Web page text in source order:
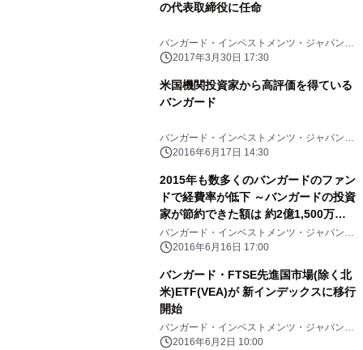
の代表取締役に任命
バンガード・インベストメンツ・ジャパン株
式会社2017年3月30日 17:30
米国機関投資家から高評価を得ている
バンガード
バンガード・インベストメンツ・ジャパン株
式会社2016年6月17日 14:30
2015年も数多くのバンガードのファン
ドで経費率が低下 ～バンガードの投資
家が節約できた額は 約2億1,500万ド
ル(約260億円)～
バンガード・インベストメンツ・ジャパン株
式会社2016年6月16日 17:00
バンガード・FTSE先進国市場(除く北
米)ETF(VEA)が 新インデックスに移行
開始
バンガード・インベストメンツ・ジャパン株
式会社2016年6月2日 10:00